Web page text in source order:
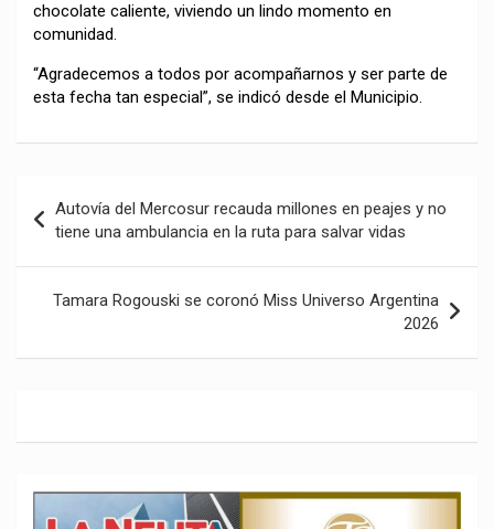
chocolate caliente, viviendo un lindo momento en
comunidad.
“Agradecemos a todos por acompañarnos y ser parte de
esta fecha tan especial”, se indicó desde el Municipio.
de
entradas
Autovía del Mercosur recauda millones en peajes y no
tiene una ambulancia en la ruta para salvar vidas
Tamara Rogouski se coronó Miss Universo Argentina
2026